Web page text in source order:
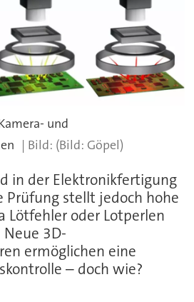
und
(Bild: Göpel)
in der Elektronikfertigung
Prüfung stellt jedoch hohe
Lötfehler oder Lotperlen
3D-
ermöglichen eine
– doch wie?